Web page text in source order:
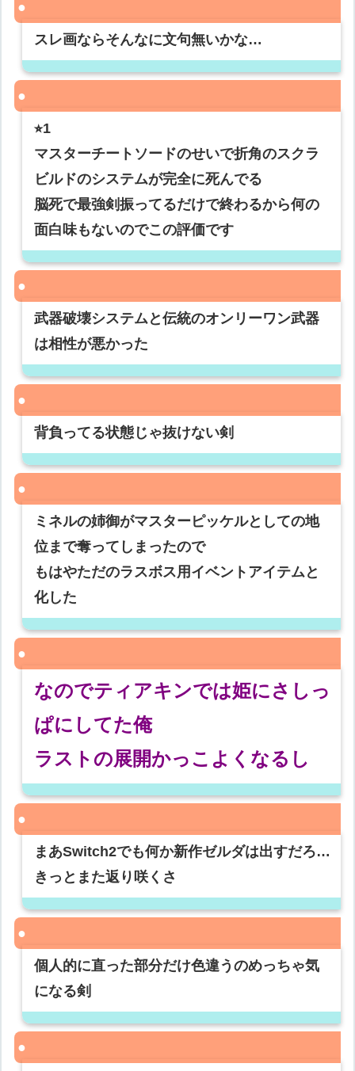
スレ画ならそんなに文句無いかな…
⭐︎1
マスターチートソードのせいで折角のスクラ
ビルドのシステムが完全に死んでる
脳死で最強剣振ってるだけで終わるから何の
面白味もないのでこの評価です
武器破壊システムと伝統のオンリーワン武器
は相性が悪かった
背負ってる状態じゃ抜けない剣
ミネルの姉御がマスターピッケルとしての地
位まで奪ってしまったので
もはやただのラスボス用イベントアイテムと
化した
なのでティアキンでは姫にさしっ
ぱにしてた俺
ラストの展開かっこよくなるし
まあSwitch2でも何か新作ゼルダは出すだろ…
きっとまた返り咲くさ
個人的に直った部分だけ色違うのめっちゃ気
になる剣